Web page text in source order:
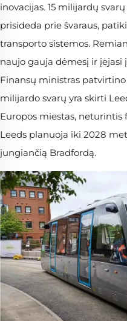
inovacijas. 15 milijardų
prisideda prie švaraus,
transporto sistemos.
naujo gauja dėmesį ir įėjasi
Finansų ministras
milijardo svarų yra skirti
Europos miestas, neturintis
Leeds planuoja iki 2028
jungiančią Bradfordą.